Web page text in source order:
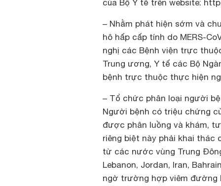
của Bộ Y tế trên website:
– Nhằm phát hiện sớm và
hô hấp cấp tính do MERS-
nghị các Bệnh viện trực
Trung ương, Y tế các Bộ
bệnh trực thuộc thực hiện
– Tổ chức phân loại người
Người bệnh có triệu chứng
được phân luồng và khám,
riêng biệt này phải khai thác
từ các nước vùng Trung
Lebanon, Jordan, Iran,
ngờ trường hợp viêm đường